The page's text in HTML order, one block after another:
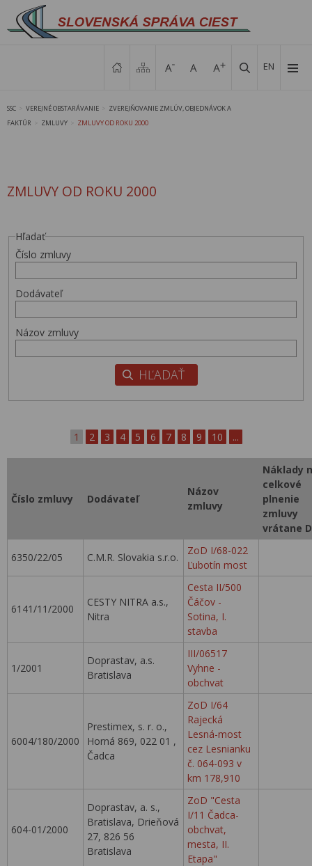
EN
SSC VEREJNÉ OBSTARÁVANIE
ZVEREJŇOVANIE ZMLÚV, OBJEDNÁVOK A
FAKTÚR
ZMLUVY ZMLUVY OD ROKU 2000
ZMLUVY OD ROKU 2000
Hľadať
Číslo zmluvy
Dodávateľ
Názov zmluvy
1 2 3 4 5 6 7 8 9 10 ...
Číslo zmluvy Dodávateľ
Názov
zmluvy
Náklady
celkové
plnenie
zmluvy
vrátane
6350/22/05 C.M.R. Slovakia s.r.o.
ZoD I/68-022
Ľubotín most
6141/11/2000
CESTY NITRA a.s.,
Nitra
Cesta II/500
Čáčov -
Sotina, I.
stavba
1/2001
Doprastav, a.s.
Bratislava
III/06517
Vyhne -
obchvat
6004/180/2000
Prestimex, s. r. o.,
Horná 869, 022 01 ,
Čadca
ZoD I/64
Rajecká
Lesná-most
cez Lesnianku
č. 064-093 v
km 178,910
604-01/2000
Doprastav, a. s.,
Bratislava, Drieňová
27, 826 56
Bratislava
ZoD "Cesta
I/11 Čadca-
obchvat,
mesta, II.
Etapa"